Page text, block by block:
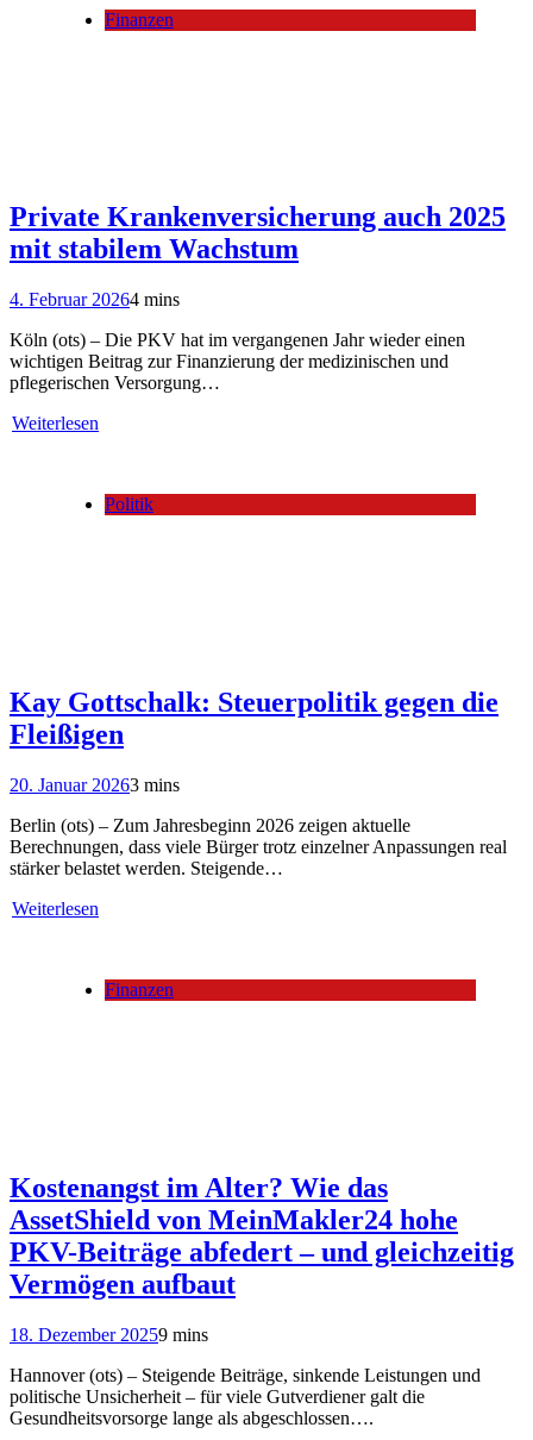
Finanzen
Private Krankenversicherung auch 2025
mit stabilem Wachstum
4. Februar 20264 mins
Köln (ots) – Die PKV hat im vergangenen Jahr wieder einen
wichtigen Beitrag zur Finanzierung der medizinischen und
pflegerischen Versorgung…
Weiterlesen
Politik
Kay Gottschalk: Steuerpolitik gegen die
Fleißigen
20. Januar 20263 mins
Berlin (ots) – Zum Jahresbeginn 2026 zeigen aktuelle
Berechnungen, dass viele Bürger trotz einzelner Anpassungen real
stärker belastet werden. Steigende…
Weiterlesen
Finanzen
Kostenangst im Alter? Wie das
AssetShield von MeinMakler24 hohe
PKV-Beiträge abfedert – und gleichzeitig
Vermögen aufbaut
18. Dezember 20259 mins
Hannover (ots) – Steigende Beiträge, sinkende Leistungen und
politische Unsicherheit – für viele Gutverdiener galt die
Gesundheitsvorsorge lange als abgeschlossen….